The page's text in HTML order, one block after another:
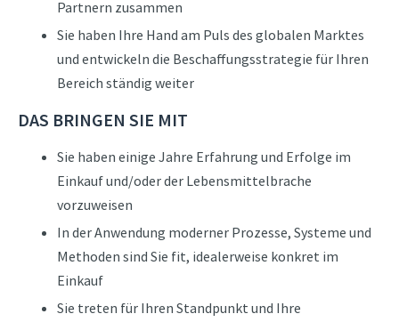
Partnern zusammen
Sie haben Ihre Hand am Puls des globalen Marktes
und entwickeln die Beschaffungsstrategie für Ihren
Bereich ständig weiter
DAS BRINGEN SIE MIT
Sie haben einige Jahre Erfahrung und Erfolge im
Einkauf und/oder der Lebensmittelbrache
vorzuweisen
In der Anwendung moderner Prozesse, Systeme und
Methoden sind Sie fit, idealerweise konkret im
Einkauf
Sie treten für Ihren Standpunkt und Ihre